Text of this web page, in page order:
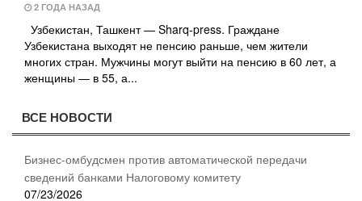
2 ГОДА НАЗАД
Узбекистан, Ташкент — Sharq-press. Граждане
Узбекистана выходят не пенсию раньше, чем жители
многих стран. Мужчины могут выйти на пенсию в 60 лет, а
женщины — в 55, а...
ВСЕ НОВОСТИ
Бизнес-омбудсмен против автоматической передачи
сведений банками Налоговому комитету
07/23/2026